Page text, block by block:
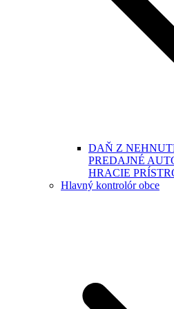
DAŇ Z
PREDAJNÉ
HRACIE
Hlavný kontrolór obce